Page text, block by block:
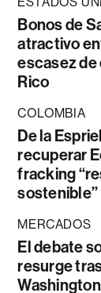
Bonos de
atractivo
escasez
Rico
COLOMBIA
De la
recuperar
fracking
sostenible”
MERCADOS
El debate
resurge